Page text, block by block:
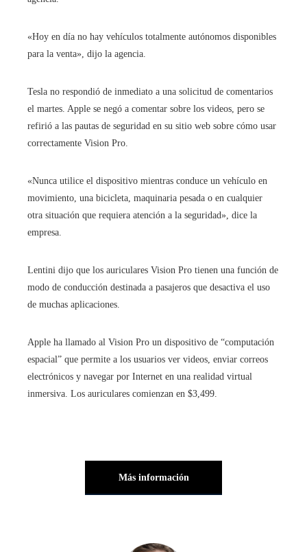
«Hoy en día no hay vehículos totalmente autónomos disponibles
para la venta», dijo la agencia.
Tesla no respondió de inmediato a una solicitud de comentarios
el martes. Apple se negó a comentar sobre los videos, pero se
refirió a las pautas de seguridad en su sitio web sobre cómo usar
correctamente Vision Pro.
«Nunca utilice el dispositivo mientras conduce un vehículo en
movimiento, una bicicleta, maquinaria pesada o en cualquier
otra situación que requiera atención a la seguridad», dice la
empresa.
Lentini dijo que los auriculares Vision Pro tienen una función de
modo de conducción destinada a pasajeros que desactiva el uso
de muchas aplicaciones.
Apple ha llamado al Vision Pro un dispositivo de “computación
espacial” que permite a los usuarios ver videos, enviar correos
electrónicos y navegar por Internet en una realidad virtual
inmersiva. Los auriculares comienzan en $3,499.
Más información